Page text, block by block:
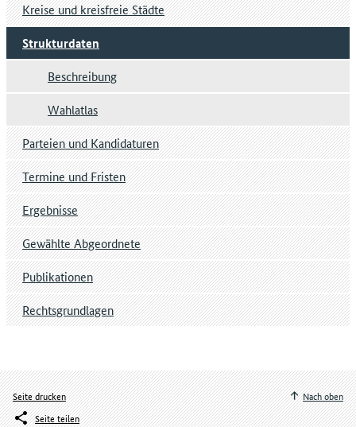
Kreise und kreisfreie Städte
Strukturdaten
Beschreibung
Wahlatlas
Parteien und Kandidaturen
Termine und Fristen
Ergebnisse
Gewählte Abgeordnete
Publikationen
Rechtsgrundlagen
Seite drucken
Seite teilen
Nach oben